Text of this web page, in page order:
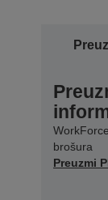
brošura
Preuzmi